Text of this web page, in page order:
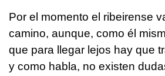
Por el momento el ribeirense
camino, aunque, como él
que para llegar lejos hay que
y como habla, no existen